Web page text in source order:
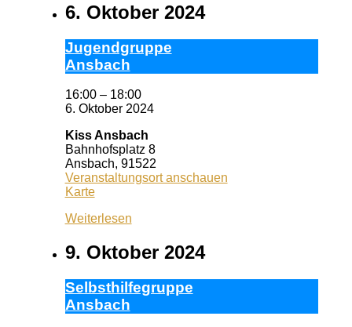
6. Oktober 2024
Ju­gend­grup­pe
Ans­bach
16:00 – 18:00
6. Oktober 2024
Kiss Ansbach
Bahnhofsplatz 8
Ansbach, 91522
Veranstaltungsort anschauen
KarteKiss
Weiterlesen
9. Oktober 2024
Selbst­hil­fe­grup­pe
Ans­bach